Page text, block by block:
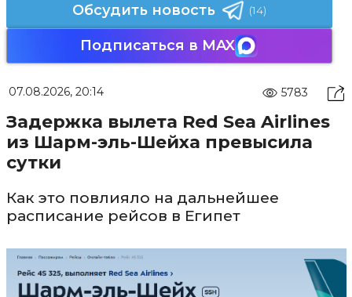
Обсудить новость (14)
Подписаться в MAX
07.08.2026, 20:14 5783
Задержка вылета Red Sea Airlines
из Шарм-эль-Шейха превысила
сутки
Как это повлияло на дальнейшее
расписание рейсов в Египет